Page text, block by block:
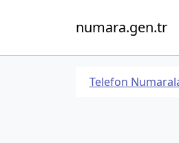
numara.gen.tr
Telefon